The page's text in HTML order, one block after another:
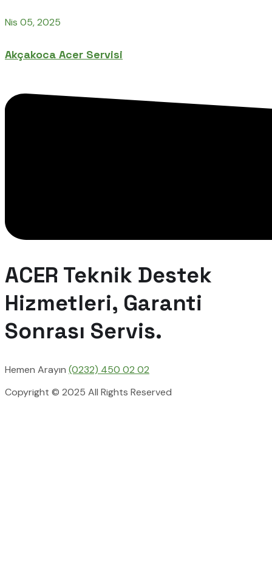
Nis 05, 2025
Akçakoca Acer Servisi
ACER Teknik Destek
Hizmetleri, Garanti
Sonrası Servis.
Hemen Arayın (0232) 450 02 02
Copyright © 2025 All Rights Reserved